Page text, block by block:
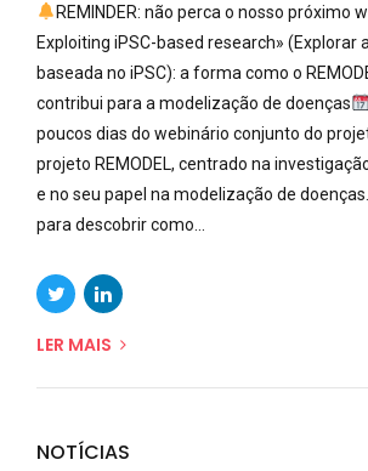
REMINDER: não perca o nosso próximo
Exploiting iPSC-based research» (Explorar
baseada no iPSC): a forma como o
contribui para a modelização de doenças
poucos dias do webinário conjunto do
projeto REMODEL, centrado na
e no seu papel na modelização de doenças.
para descobrir como...
LER MAIS
NOTÍCIAS